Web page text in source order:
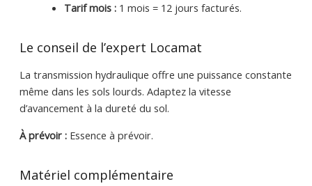
Tarif mois :1 mois = 12 jours facturés.
Le conseil de l’expert Locamat
La transmission hydraulique offre une puissance constante
même dans les sols lourds. Adaptez la vitesse
d’avancement à la dureté du sol.
À prévoir :Essence à prévoir.
Matériel complémentaire